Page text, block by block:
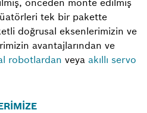
önceden monte edilmiş
tek bir pakette
doğrusal eksenlerimizin ve
avantajlarından ve
robotlardan veya akıllı servo